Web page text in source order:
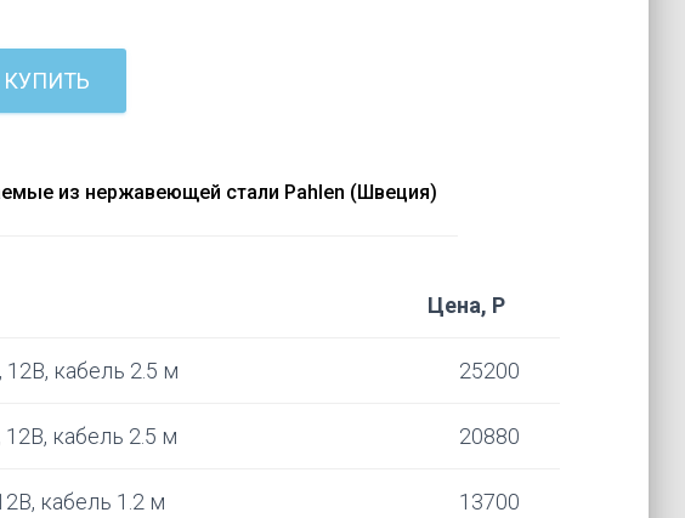
КУПИТЬ
из нержавеющей стали Pahlen (Швеция)
Цена, Р
кабель 2.5 м 25200
кабель 2.5 м 20880
кабель 1.2 м 13700